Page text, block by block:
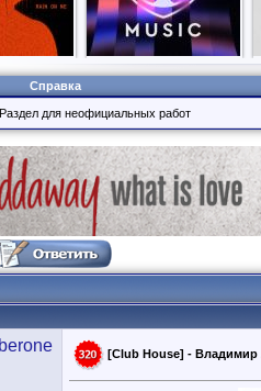
Справка
Раздел для неофициальных работ
[Club House] - Владимир